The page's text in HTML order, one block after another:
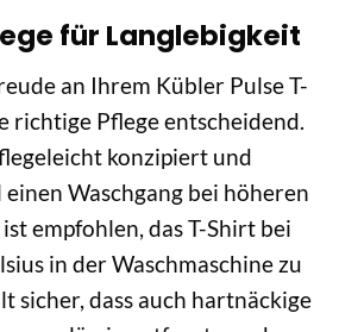
für Langlebigkeit
an Ihrem Kübler Pulse T-
richtige Pflege entscheidend.
konzipiert und
Waschgang bei höheren
empfohlen, das T-Shirt bei
in der Waschmaschine zu
sicher, dass auch hartnäckige